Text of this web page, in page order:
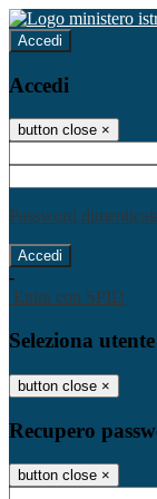
Accedi
Accedi
button close ×
Password
-
Entra con SPID
Seleziona utente
button close ×
Recupero
button close ×